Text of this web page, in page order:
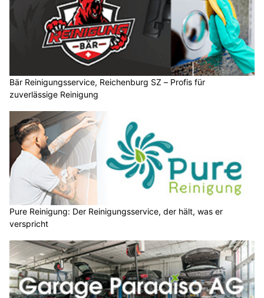
Bär Reinigungsservice, Reichenburg SZ – Profis für
zuverlässige Reinigung
Pure Reinigung: Der Reinigungsservice, der hält, was er
verspricht